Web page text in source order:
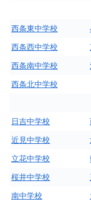
西条東中学校
西条西中学校
西条南中学校
西条北中学校
日吉中学校
近見中学校
立花中学校
桜井中学校
南中学校